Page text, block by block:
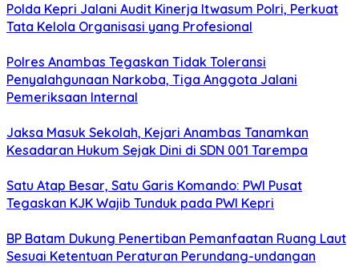
Polda Kepri Jalani Audit Kinerja Itwasum Polri, Perkuat
Tata Kelola Organisasi yang Profesional
Polres Anambas Tegaskan Tidak Toleransi
Penyalahgunaan Narkoba, Tiga Anggota Jalani
Pemeriksaan Internal
Jaksa Masuk Sekolah, Kejari Anambas Tanamkan
Kesadaran Hukum Sejak Dini di SDN 001 Tarempa
Satu Atap Besar, Satu Garis Komando: PWI Pusat
Tegaskan KJK Wajib Tunduk pada PWI Kepri
BP Batam Dukung Penertiban Pemanfaatan Ruang Laut
Sesuai Ketentuan Peraturan Perundang-undangan